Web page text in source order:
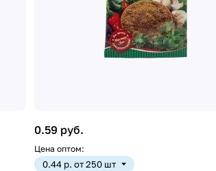
0.59 руб.
Цена оптом:
0.44 р. от 250 шт